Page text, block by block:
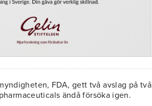
FDA, gett två avslag på två
ändå försöka igen.